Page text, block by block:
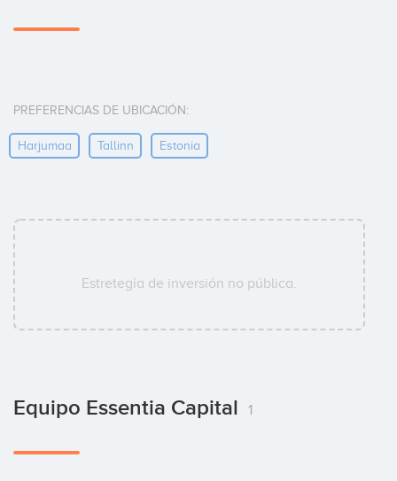
PREFERENCIAS DE UBICACIÓN:
Harjumaa Tallinn Estonia
Estretegía de inversión no pública.
Equipo Essentia Capital 1